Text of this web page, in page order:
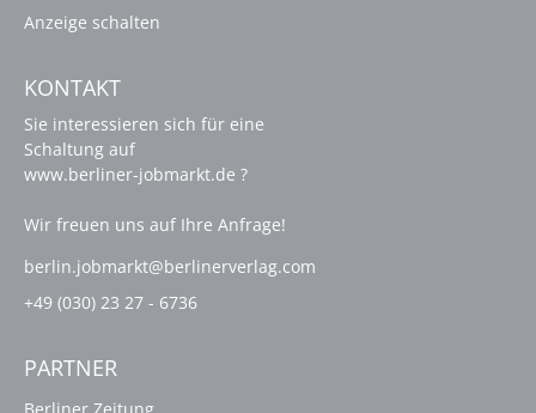
Anzeige schalten
KONTAKT
Sie interessieren sich für eine
Schaltung auf
www.berliner-jobmarkt.de ?
Wir freuen uns auf Ihre Anfrage!
berlin.jobmarkt@berlinerverlag.com
+49 (030) 23 27 - 6736
PARTNER